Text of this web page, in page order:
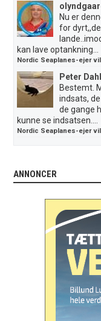
Nu er
for
kan lave optankning...
Nordic Seaplanes-ejer
Peter
Bestemt.
indsats,
de gange
kunne se indsatsen....
Nordic Seaplanes-ejer
ANNONCER